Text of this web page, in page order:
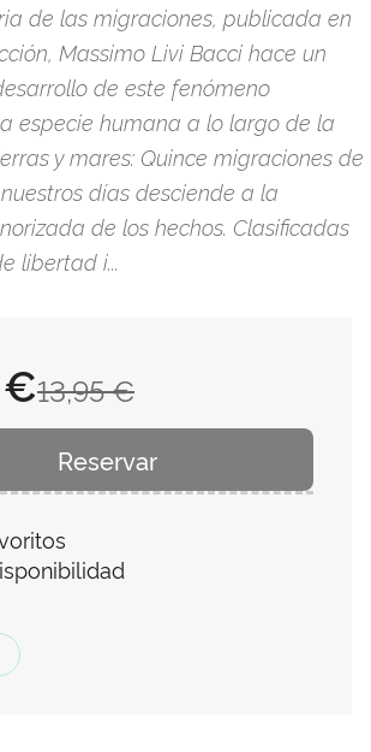
de las migraciones, publicada en
Massimo Livi Bacci hace un
de este fenómeno
especie humana a lo largo de la
y mares: Quince migraciones de
días desciende a la
de los hechos. Clasificadas
libertad i...
13,95 €
Reservar